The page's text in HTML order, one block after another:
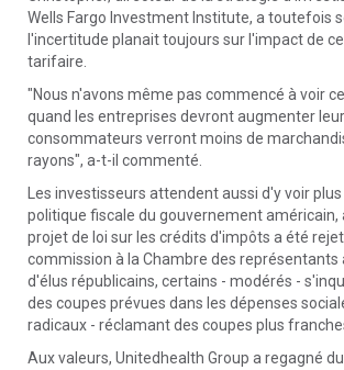
Wells Fargo Investment Institute, a toutefois
l'incertitude planait toujours sur l'impact de
tarifaire.
"Nous n'avons même pas commencé à voir
quand les entreprises devront augmenter
consommateurs verront moins de
rayons", a-t-il commenté.
Les investisseurs attendent aussi d'y voir
politique fiscale du gouvernement américain,
projet de loi sur les crédits d'impôts a été
commission à la Chambre des représentants
d'élus républicains, certains - modérés -
des coupes prévues dans les dépenses
radicaux - réclamant des coupes plus
Aux valeurs, Unitedhealth Group a regagné